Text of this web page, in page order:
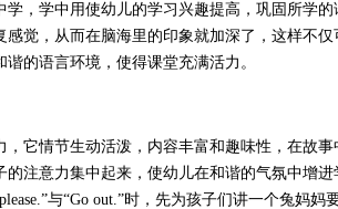
，学中用使幼儿的学习兴趣提高，巩固所学
觉，从而在脑海里的印象就加深了，这样不
的语言环境，使得课堂充满活力。
它情节生动活泼，内容丰富和趣味性，在故事
注意力集中起来，使幼儿在和谐的气氛中增进
与“Go out.”时，先为孩子们讲一个兔妈妈